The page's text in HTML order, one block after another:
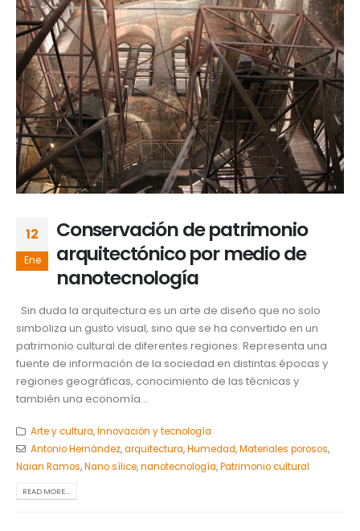
12
Ene
Conservación de patrimonio
arquitectónico por medio de
nanotecnología
Sin duda la arquitectura es un arte de diseño que no solo
simboliza un gusto visual, sino que se ha convertido en un
patrimonio cultural de diferentes regiones. Representa una
fuente de información de la sociedad en distintas épocas y
regiones geográficas, conocimiento de las técnicas y
también una economía...
Arte y cultura,Innovación y tecnología
Antonio Hernández,arquitectura,Humedad,Materiales porosos,
Naian Ramos,Nano sílice,nanotecnología,Patrimonio cultural
READ MORE...